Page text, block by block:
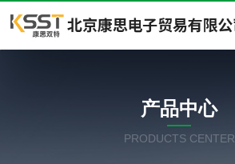
关于我们
产品中心
产品中心
PRODUCTS CENTER